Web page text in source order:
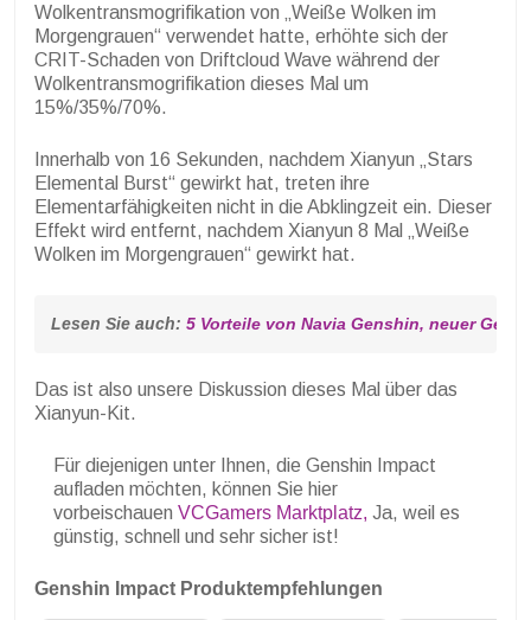
Wolkentransmogrifikation von „Weiße Wolken im
Morgengrauen“ verwendet hatte, erhöhte sich der
CRIT-Schaden von Driftcloud Wave während der
Wolkentransmogrifikation dieses Mal um
15%/35%/70%.
Innerhalb von 16 Sekunden, nachdem Xianyun „Stars
Elemental Burst“ gewirkt hat, treten ihre
Elementarfähigkeiten nicht in die Abklingzeit ein. Dieser
Effekt wird entfernt, nachdem Xianyun 8 Mal „Weiße
Wolken im Morgengrauen“ gewirkt hat.
Lesen Sie auch: 5 Vorteile von Navia Genshin, neuer Geo-
Das ist also unsere Diskussion dieses Mal über das
Xianyun-Kit.
Für diejenigen unter Ihnen, die Genshin Impact
aufladen möchten, können Sie hier
vorbeischauen VCGamers Marktplatz, Ja, weil es
günstig, schnell und sehr sicher ist!
Genshin Impact Produktempfehlungen